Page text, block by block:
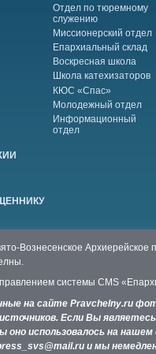
Отдел по тюремному
служению
Миссионерский отдел
Епархиальный склад
Воскресная школа
Школа катехизаторов
КЮС «Спас»
Молодежный отдел
Информационный
отдел
Вознесенское Архиерейское
системы CMS
на сайте Pravchelny.ru
Если Вы
оно использовалось на
и мы